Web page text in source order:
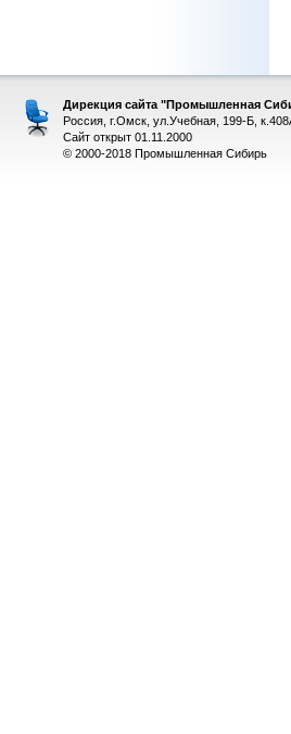
Дирекция сайта "Промышленная
Россия, г.Омск, ул.Учебная, 199-Б,
Сайт открыт 01.11.2000
© 2000-2018 Промышленная Сибирь